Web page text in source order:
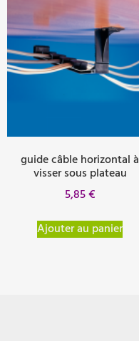
guide câble horizontal à
visser sous plateau
5,85€
Ajouter au panier